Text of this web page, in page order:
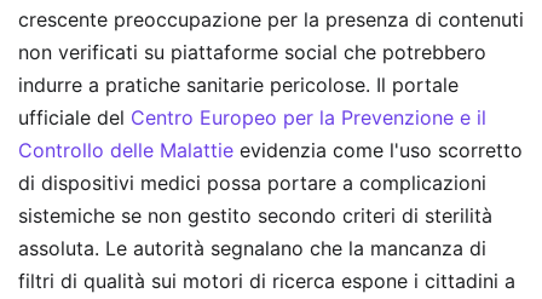
crescente preoccupazione per la presenza di contenuti
non verificati su piattaforme social che potrebbero
indurre a pratiche sanitarie pericolose. Il portale
ufficiale del Centro Europeo per la Prevenzione e il
Controllo delle Malattie evidenzia come l'uso scorretto
di dispositivi medici possa portare a complicazioni
sistemiche se non gestito secondo criteri di sterilità
assoluta. Le autorità segnalano che la mancanza di
filtri di qualità sui motori di ricerca espone i cittadini a